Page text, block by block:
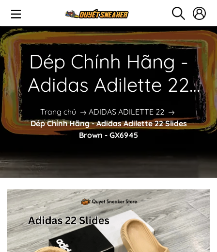
Dép Chính Hãng -
Adidas Adilette 22
Slides Brown -
GX6945
Trang chủ
ADIDAS ADILETTE 22
Dép Chính Hãng - Adidas Adilette 22 Slides
Brown - GX6945